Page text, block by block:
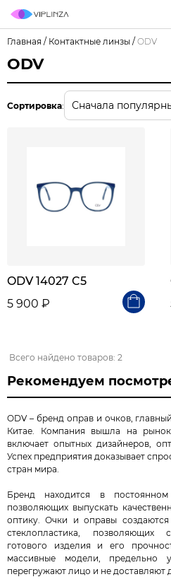
Главная / Контактные линзы / ODV
ODV
Сортировка: Сначала
ODV 14027 C5
5 900 ₽
Всего найдено товаров: 2
Рекомендуем
ODV – бренд оправ и очков,
Китае. Компания вышла на
включает опытных дизайнеров,
Успех предприятия доказывает
стран мира.
Бренд находится в
позволяющих выпускать
оптику. Очки и оправы
стеклопластика, позволяющих
готового изделия и его
массивные модели,
перегружают лицо и не доставляют